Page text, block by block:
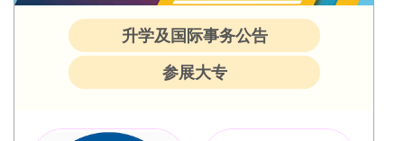
升学及国际事务公告
参展大专